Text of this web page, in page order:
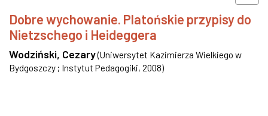
Dobre wychowanie. Platońskie przypisy do
Nietzschego i Heideggera
Wodziński, Cezary(Uniwersytet Kazimierza Wielkiego w
Bydgoszczy ; Instytut Pedagogiki, 2008)